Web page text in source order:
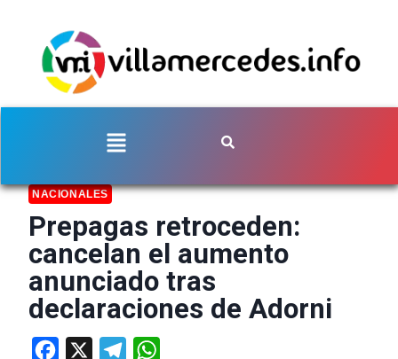
NACIONALES
Prepagas retroceden:
cancelan el aumento
anunciado tras
declaraciones de Adorni
Facebook Telegram